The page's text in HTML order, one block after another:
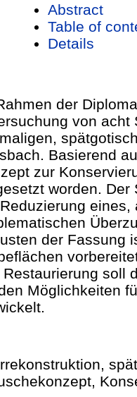
Abstract
Table of
Details
der
von acht
Basierend
zur
worden.
der Fassung
Restaurierung soll
Möglichkeiten